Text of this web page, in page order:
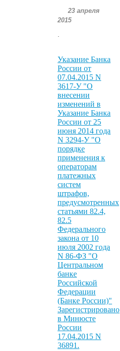
23 апреля
2015
Указание Банка
России от
07.04.2015 N
3617-У "О
внесении
изменений в
Указание Банка
России от 25
июня 2014 года
N 3294-У "О
порядке
применения к
операторам
платежных
систем
штрафов,
предусмотренных
статьями 82.4,
82.5
Федерального
закона от 10
июля 2002 года
N 86-ФЗ "О
Центральном
банке
Российской
Федерации
(Банке России)"
Зарегистрировано
в Минюсте
России
17.04.2015 N
36891.